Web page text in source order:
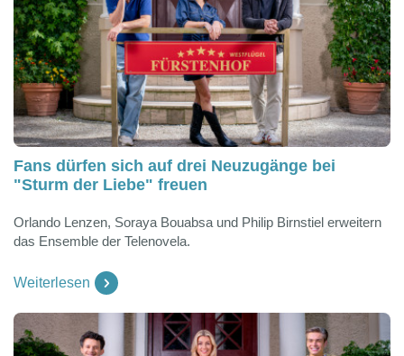
Fans dürfen sich auf drei Neuzugänge bei
"Sturm der Liebe" freuen
Orlando Lenzen, Soraya Bouabsa und Philip Birnstiel erweitern
das Ensemble der Telenovela.
Weiterlesen